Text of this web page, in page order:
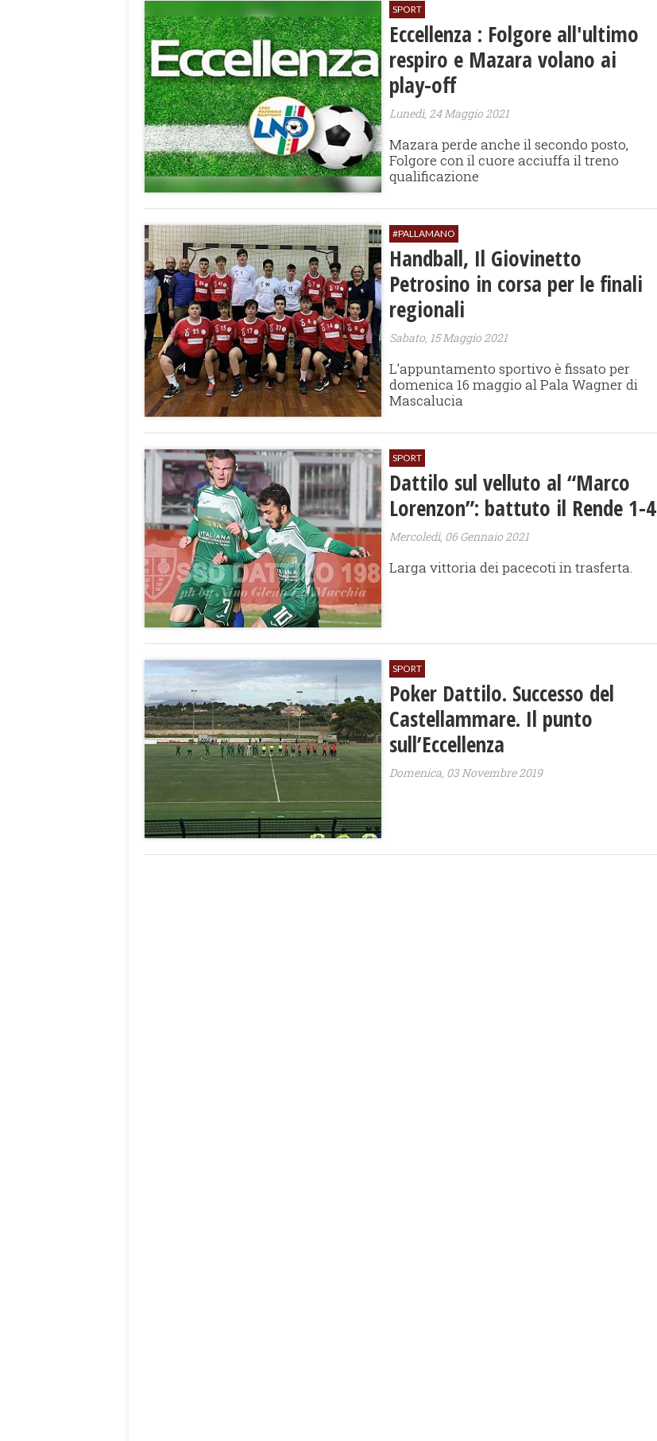
SPORT
Eccellenza : Folgore all'ultimo
respiro e Mazara volano ai
play-off
Lunedì, 24 Maggio 2021
Mazara perde anche il secondo posto,
Folgore con il cuore acciuffa il treno
qualificazione
#PALLAMANO
Handball, Il Giovinetto
Petrosino in corsa per le finali
regionali
Sabato, 15 Maggio 2021
L'appuntamento sportivo è fissato per
domenica 16 maggio al Pala Wagner di
Mascalucia
SPORT
Dattilo sul velluto al “Marco
Lorenzon”: battuto il Rende 1-4
Mercoledì, 06 Gennaio 2021
Larga vittoria dei pacecoti in trasferta.
SPORT
Poker Dattilo. Successo del
Castellammare. Il punto
sull’Eccellenza
Domenica, 03 Novembre 2019